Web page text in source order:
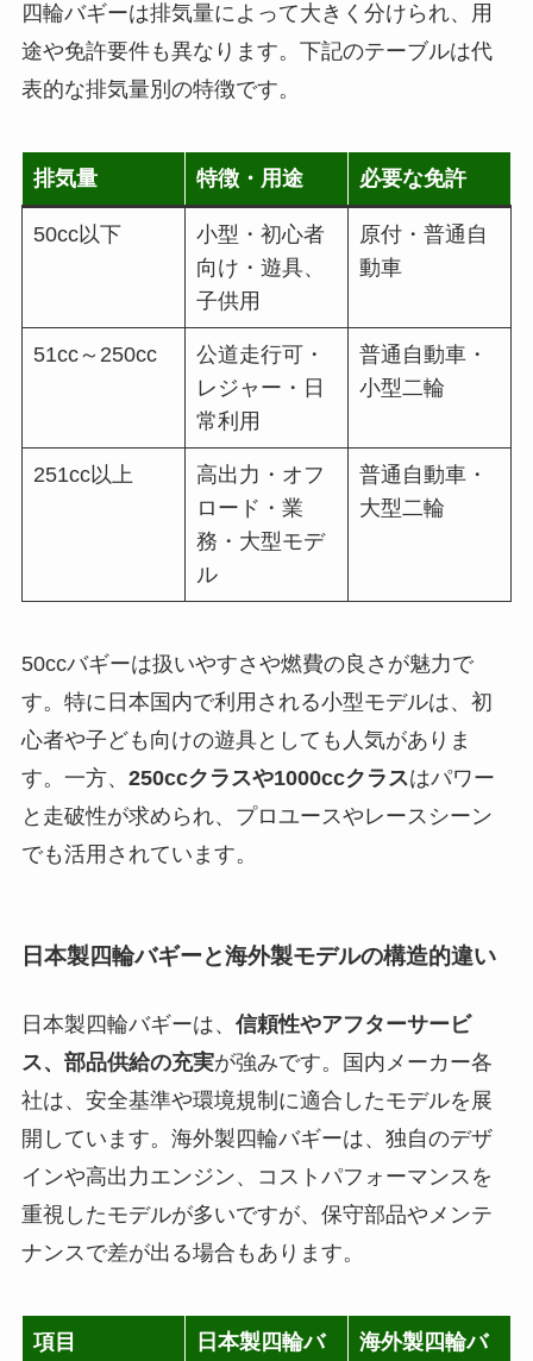
四輪バギーは排気量によって大きく分けられ、用
途や免許要件も異なります。下記のテーブルは代
表的な排気量別の特徴です。
排気量 特徴・用途 必要な免許
50cc以下
小型・初心者
向け・遊具、
子供用
原付・普通自
動車
51cc～250cc
公道走行可・
レジャー・日
常利用
普通自動車・
小型二輪
251cc以上
高出力・オフ
ロード・業
務・大型モデ
ル
普通自動車・
大型二輪
50ccバギーは扱いやすさや燃費の良さが魅力で
す。特に日本国内で利用される小型モデルは、初
心者や子ども向けの遊具としても人気がありま
す。一方、 250ccクラスや1000ccクラスはパワー
と走破性が求められ、プロユースやレースシーン
でも活用されています。
日本製四輪バギーと海外製モデルの構造的違い
日本製四輪バギーは、 信頼性やアフターサービ
ス、部品供給の充実が強みです。国内メーカー各
社は、安全基準や環境規制に適合したモデルを展
開しています。海外製四輪バギーは、独自のデザ
インや高出力エンジン、コストパフォーマンスを
重視したモデルが多いですが、保守部品やメンテ
ナンスで差が出る場合もあります。
項目
日本製四輪バ
海外製四輪バ